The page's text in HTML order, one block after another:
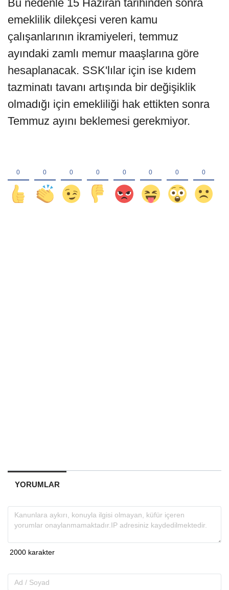
Bu nedenle 15 Haziran tarihinden sonra
emeklilik dilekçesi veren kamu
çalışanlarının ikramiyeleri, temmuz
ayındaki zamlı memur maaşlarına göre
hesaplanacak. SSK'lılar için ise kıdem
tazminatı tavanı artışında bir değişiklik
olmadığı için emekliliği hak ettikten sonra
Temmuz ayını beklemesi gerekmiyor.
YORUMLAR